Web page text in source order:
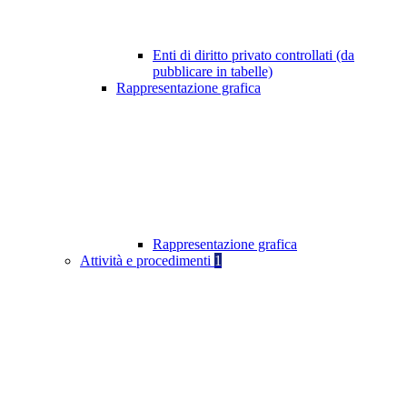
Enti di diritto privato controllati (da
pubblicare in tabelle)
Rappresentazione grafica
Rappresentazione grafica
Attività e procedimenti 1